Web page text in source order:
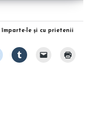
le şi cu prietenii